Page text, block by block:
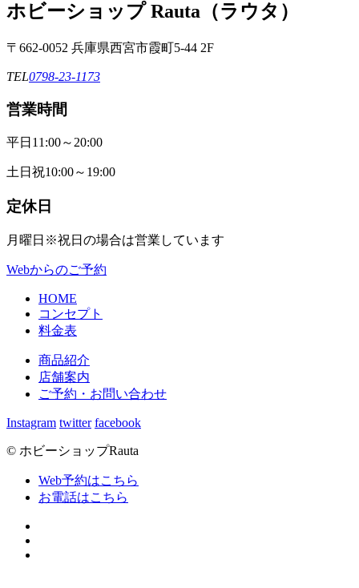
ホビーショップ Rauta（ラウタ）
〒662-0052 兵庫県西宮市霞町5-44 2F
TEL0798-23-1173
営業時間
平日 11:00～20:00
土日祝10:00～19:00
定休日
月曜日 ※祝日の場合は営業しています
Webからのご予約
HOME
コンセプト
料金表
商品紹介
店舗案内
ご予約・お問い合わせ
Instagram twitter facebook
© ホビーショップRauta
Web予約はこちら
お電話はこちら